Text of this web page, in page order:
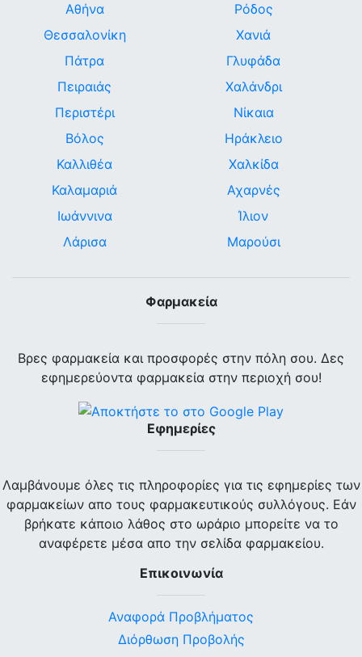
Αθήνα
Θεσσαλονίκη
Πάτρα
Πειραιάς
Περιστέρι
Βόλος
Καλλιθέα
Καλαμαριά
Ιωάννινα
Λάρισα
Ρόδος
Χανιά
Γλυφάδα
Χαλάνδρι
Νίκαια
Ηράκλειο
Χαλκίδα
Αχαρνές
Ίλιον
Μαρούσι
Φαρμακεία
Βρες φαρμακεία και προσφορές στην πόλη σου. Δες
εφημερεύοντα φαρμακεία στην περιοχή σου!
Εφημερίες
Λαμβάνουμε όλες τις πληροφορίες για τις εφημερίες των
φαρμακείων απο τους φαρμακευτικούς συλλόγους. Εάν
βρήκατε κάποιο λάθος στο ωράριο μπορείτε να το
αναφέρετε μέσα απο την σελίδα φαρμακείου.
Επικοινωνία
Αναφορά Προβλήματος
Διόρθωση Προβολής